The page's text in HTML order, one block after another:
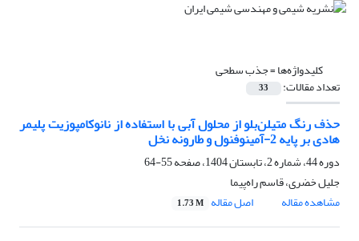
کلیدواژه‌ها =جذب سطحی
تعداد مقالات: 33
حذف رنگ متیلن‌بلو از محلول آبی با استفاده از نانوکامپوزیت پلیمر
هادی بر پایه 2-آمینوفنول و طارونه‌ نخل
دوره 44، شماره 2، تابستان 1404، صفحه
55-64
جلیل خضری، قاسم راه‌پیما
مشاهده مقاله
اصل مقاله 1.73 M